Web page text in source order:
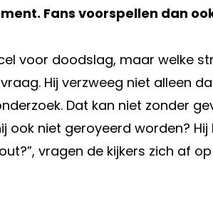
Fans voorspellen dan
voor doodslag, maar welke
Hij verzweeg niet alleen
Dat kan niet zonder
ook niet geroyeerd worden?
vragen de kijkers zich af